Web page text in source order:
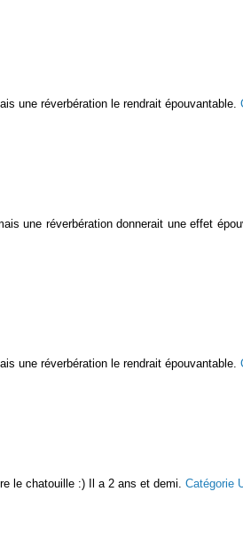
une réverbération le rendrait épouvantable.
une réverbération donnerait une effet
une réverbération le rendrait épouvantable.
le chatouille :) Il a 2 ans et demi. Catégorie